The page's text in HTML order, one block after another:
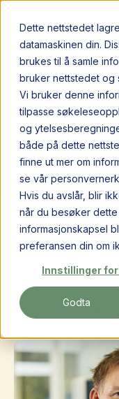
Dette nettstedet
datamaskinen din.
brukes til å samle
bruker nettstedet og
Vi bruker denne
tilpasse
og
både på dette
finne ut mer om
se vår
Hvis du avslår, blir
når du besøker
informasjonskapsel
preferansen din om
Innstillinger
Godta
De fleste
programvare for
Kontakt
Produkter |
Kromatografi